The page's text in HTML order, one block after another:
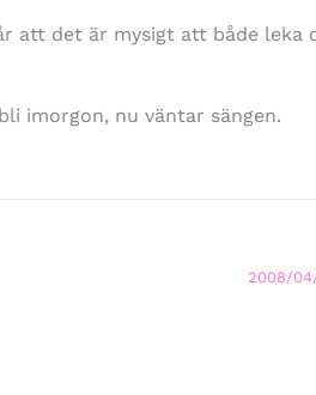
att det är mysigt att både leka
imorgon, nu väntar sängen.
2008/